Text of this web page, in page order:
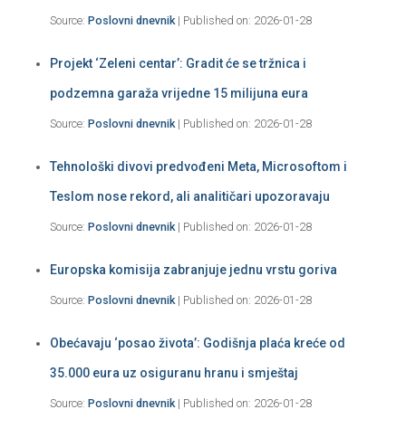
Source: Poslovni dnevnik Published on: 2026-01-28
Projekt ‘Zeleni centar’: Gradit će se tržnica i
podzemna garaža vrijedne 15 milijuna eura
Source: Poslovni dnevnik Published on: 2026-01-28
Tehnološki divovi predvođeni Meta, Microsoftom i
Teslom nose rekord, ali analitičari upozoravaju
Source: Poslovni dnevnik Published on: 2026-01-28
Europska komisija zabranjuje jednu vrstu goriva
Source: Poslovni dnevnik Published on: 2026-01-28
Obećavaju ‘posao života’: Godišnja plaća kreće od
35.000 eura uz osiguranu hranu i smještaj
Source: Poslovni dnevnik Published on: 2026-01-28